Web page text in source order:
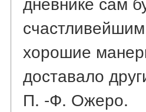
хорошие
доставало
П. -Ф. Ожеро.